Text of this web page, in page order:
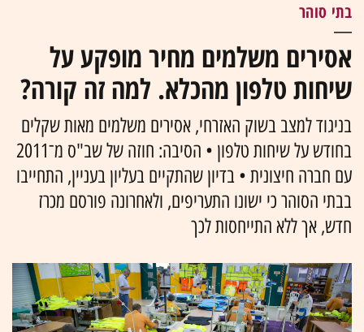
בתי סוהר
אסירים משלמים מחיר מופקע על
שיחות טלפון מהכלא. למה זה קורה?
בניגוד למצב בשוק האזרחי, אסירים משלמים מאות שקלים
בחודש על שיחות טלפון • הסיבה: חוזה של שב"ס מ־2011
עם חברה חיצונית • בדיון שהתקיים בעליון בעניין, התחייבו
בבתי הסוהר כי ישונו התעריפים, ולאחרונה פורסם מכרז
חדש, אך ללא התייחסות לכך